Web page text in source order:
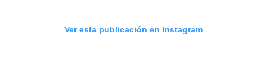
Ver esta publicación en Instagram